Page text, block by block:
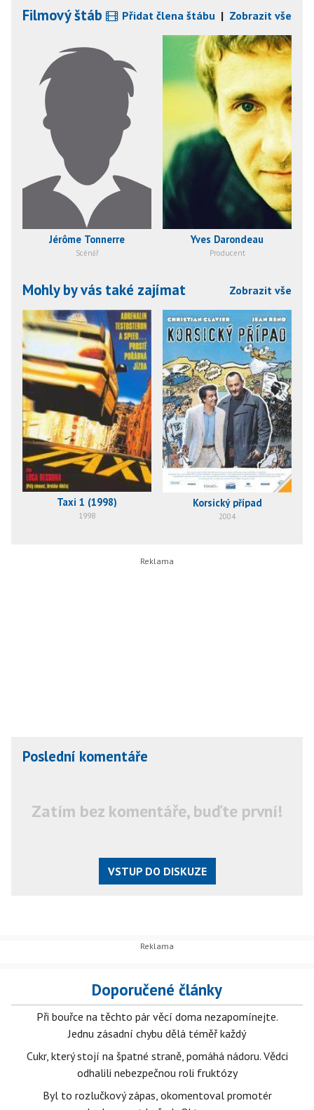
Filmový štáb Přidat člena štábu | Zobrazit vše
Jérôme Tonnerre
Scénář
Yves Darondeau
Producent
Mohly by vás také zajímat Zobrazit vše
Taxi 1 (1998)
1998
Korsický případ
2004
Poslední komentáře
Zatím bez komentáře, buďte první!
VSTUP DO DISKUZE
Doporučené články
Při bouřce na těchto pár věcí doma nezapomínejte.
Jednu zásadní chybu dělá téměř každý
Cukr, který stojí na špatné straně, pomáhá nádoru. Vědci
odhalili nebezpečnou roli fruktózy
Byl to rozlučkový zápas, okomentoval promotér